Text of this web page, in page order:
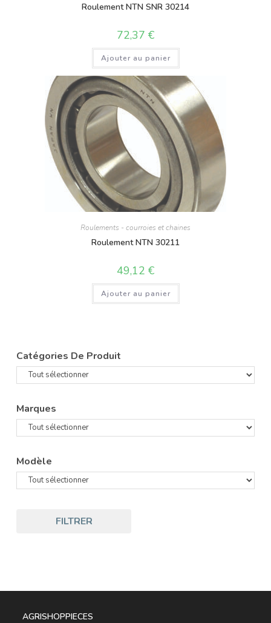
Roulement NTN SNR 30214
72,37 €
Ajouter au panier
Roulements - courroies et chaines
Roulement NTN 30211
49,12 €
Ajouter au panier
Catégories De Produit
Marques
Modèle
FILTRER
AGRISHOPPIECES